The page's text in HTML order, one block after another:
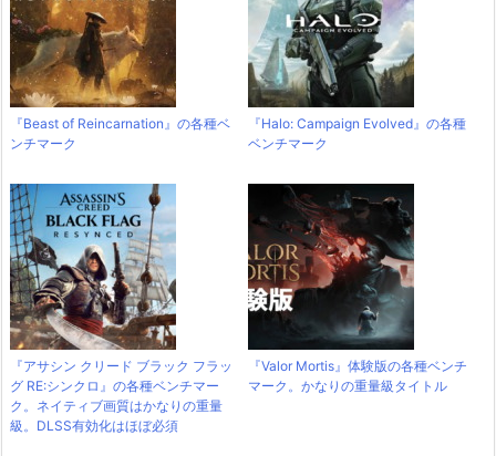
『Beast of Reincarnation』の各種ベ
ンチマーク
『Halo: Campaign Evolved』の各種
ベンチマーク
『アサシン クリード ブラック フラッ
グ RE:シンクロ』の各種ベンチマー
ク。ネイティブ画質はかなりの重量
級。DLSS有効化はほぼ必須
『Valor Mortis』体験版の各種ベンチ
マーク。かなりの重量級タイトル